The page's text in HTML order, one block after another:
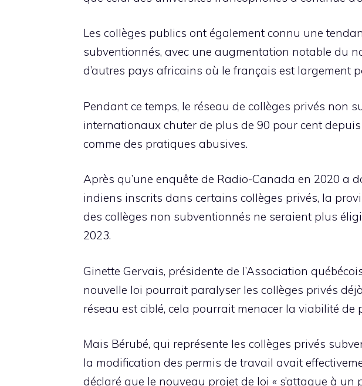
Les collèges publics ont également connu une
subventionnés, avec une augmentation notable du
d’autres pays africains où le français est largement
Pendant ce temps, le réseau de collèges privés non
internationaux chuter de plus de 90 pour cent
comme des pratiques abusives.
Après qu’une enquête de Radio-Canada en 2020 a
indiens inscrits dans certains collèges privés, la
des collèges non subventionnés ne seraient plus
2023.
Ginette Gervais, présidente de l’Association
nouvelle loi pourrait paralyser les collèges privés
réseau est ciblé, cela pourrait menacer la viabilité
Mais Bérubé, qui représente les collèges privés
la modification des permis de travail avait
déclaré que le nouveau projet de loi « s’attaque à un